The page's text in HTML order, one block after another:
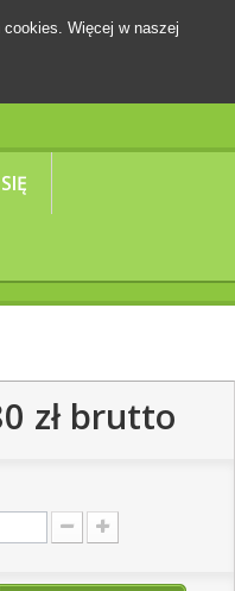
Więcej w naszej
złbrutto